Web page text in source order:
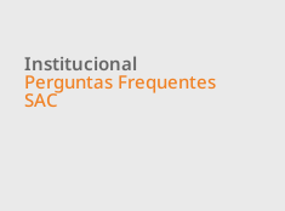
Institucional
Perguntas Frequentes
SAC